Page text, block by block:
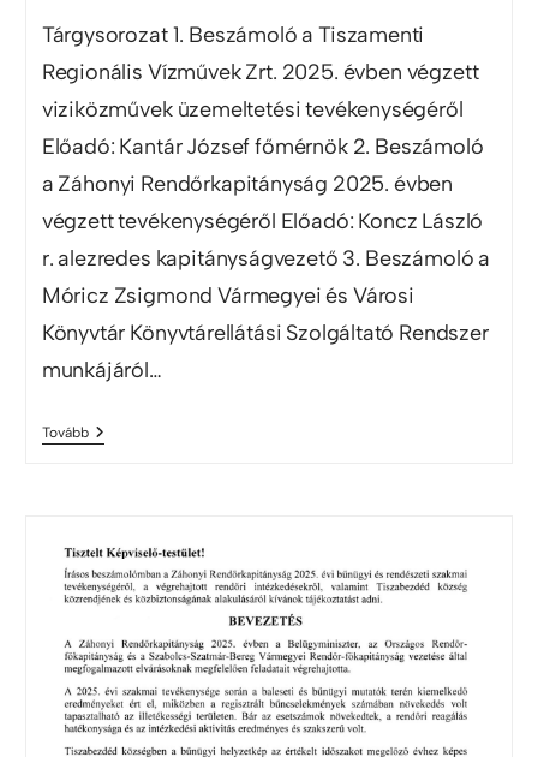
Tárgysorozat 1. Beszámoló a Tiszamenti
Regionális Vízművek Zrt. 2025. évben végzett
viziközművek üzemeltetési tevékenységéről
Előadó: Kantár József főmérnök 2. Beszámoló
a Záhonyi Rendőrkapitányság 2025. évben
végzett tevékenységéről Előadó: Koncz László
r. alezredes kapitányságvezető 3. Beszámoló a
Móricz Zsigmond Vármegyei és Városi
Könyvtár Könyvtárellátási Szolgáltató Rendszer
munkájáról…
Tovább